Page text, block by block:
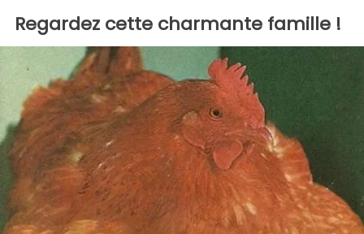
Regardez cette charmante famille !